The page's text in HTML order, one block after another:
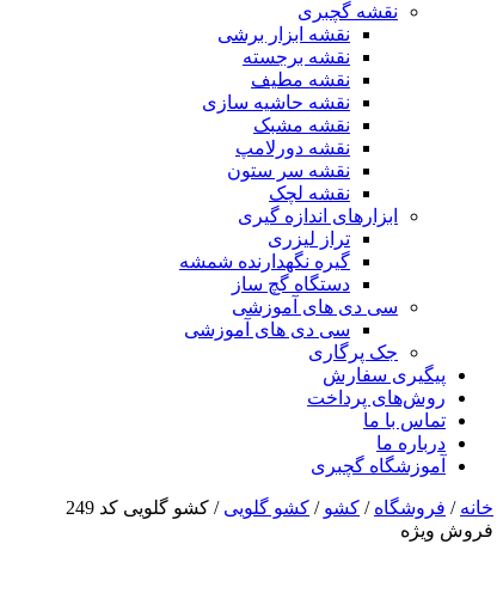
نقشه گچبری
نقشه ابزار برشی
نقشه برجسته
نقشه مطیف
نقشه حاشیه سازی
نقشه مشبک
نقشه دورلامپ
نقشه سر ستون
نقشه لچک
ابزارهای اندازه گیری
تراز لیزری
گیره نگهدارنده شمشه
دستگاه گچ ساز
سی دی های آموزشی
سی دی های آموزشی
جک پرگاری
پیگیری سفارش
روش‌های پرداخت
تماس با ما
درباره ما
آموزشگاه گچبری
خانه / فروشگاه / کشو / کشو گلویی / کشو گلویی کد 249
فروش ویژه